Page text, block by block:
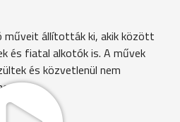
műveit állították ki, akik között
és fiatal alkotók is. A művek
és közvetlenül nem